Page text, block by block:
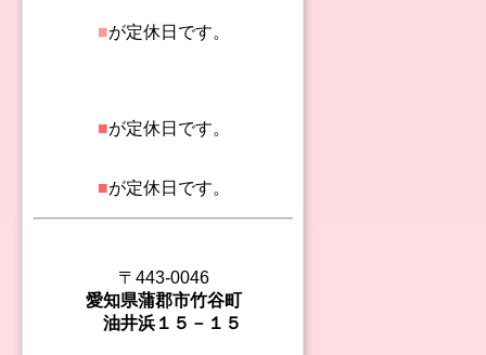
■が定休日です。
■が定休日です。
■が定休日です。
〒443-0046
愛知県蒲郡市竹谷町
油井浜１５－１５